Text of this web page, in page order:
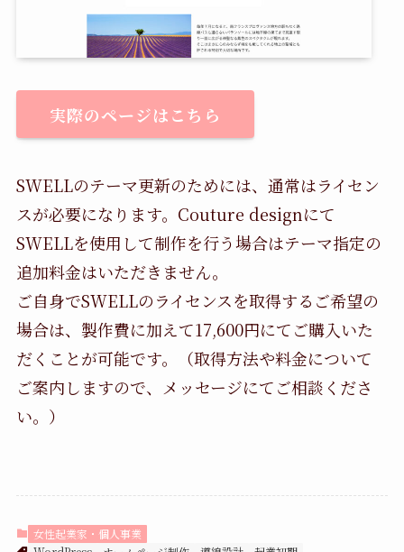
実際のページはこちら
SWELLのテーマ更新のためには、通常はライセン
スが必要になります。Couture designにて
SWELLを使用して制作を行う場合はテーマ指定の
追加料金はいただきません。
ご自身でSWELLのライセンスを取得するご希望の
場合は、製作費に加えて17,600円にてご購入いた
だくことが可能です。（取得方法や料金について
ご案内しますので、メッセージにてご相談くださ
い。）
女性起業家・個人事業